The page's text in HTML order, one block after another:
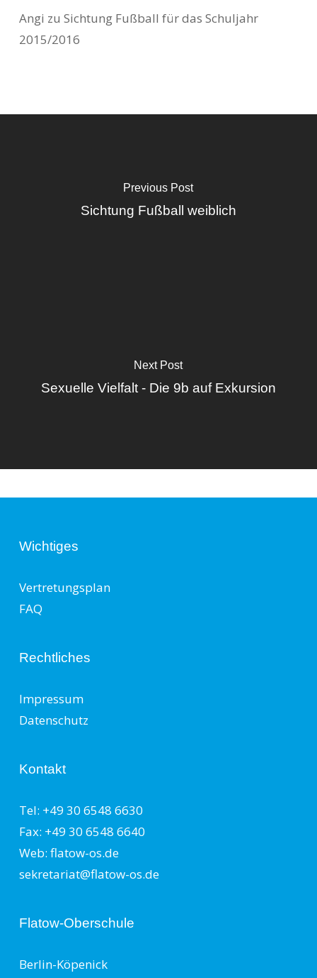
Angi zu Sichtung Fußball für das Schuljahr
2015/2016
Previous Post
Sichtung Fußball weiblich
Next Post
Sexuelle Vielfalt - Die 9b auf Exkursion
Wichtiges
Vertretungsplan
FAQ
Rechtliches
Impressum
Datenschutz
Kontakt
Tel: +49 30 6548 6630
Fax: +49 30 6548 6640
Web: flatow-os.de
sekretariat@flatow-os.de
Flatow-Oberschule
Berlin-Köpenick